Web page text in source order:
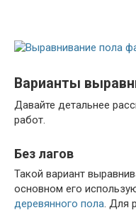
Варианты
Давайте детальнее
работ.
Без лагов
Такой вариант
основном его
деревянного пола . Для